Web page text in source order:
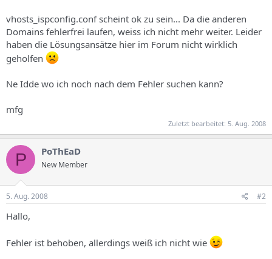
vhosts_ispconfig.conf scheint ok zu sein... Da die anderen
Domains fehlerfrei laufen, weiss ich nicht mehr weiter. Leider
haben die Lösungsansätze hier im Forum nicht wirklich
geholfen
Ne Idde wo ich noch nach dem Fehler suchen kann?
mfg
Zuletzt bearbeitet: 5. Aug. 2008
P PoThEaD
New Member
5. Aug. 2008 #2
Hallo,
Fehler ist behoben, allerdings weiß ich nicht wie